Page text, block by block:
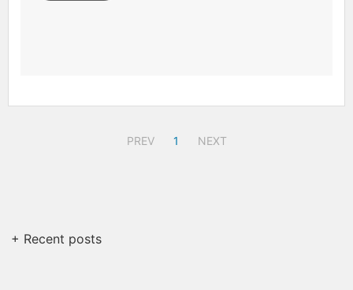
PREV 1 NEXT
+ Recent posts